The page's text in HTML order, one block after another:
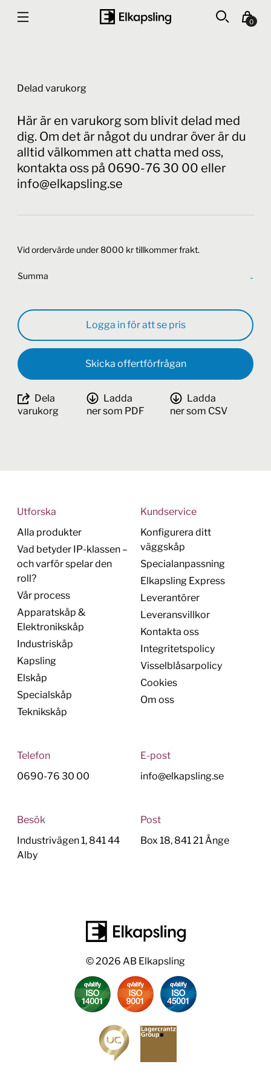
0
Delad varukorg
Här är en varukorg som blivit delad med
dig. Om det är något du undrar över är du
alltid välkommen att chatta med oss,
kontakta oss på 0690-76 30 00 eller
info@elkapsling.se
Vid ordervärde under 8000 kr tillkommer frakt.
Summa -
Logga in för att se pris
Skicka offertförfrågan
Dela
varukorg
Ladda
ner som PDF
Ladda
ner som CSV
Utforska
Alla produkter
Vad betyder IP-klassen –
och varför spelar den
roll?
Vår process
Apparatskåp &
Elektronikskåp
Industriskåp
Kapsling
Elskåp
Specialskåp
Teknikskåp
Kundservice
Konfigurera ditt
väggskåp
Specialanpassning
Elkapsling Express
Leverantörer
Leveransvillkor
Kontakta oss
Integritetspolicy
Visselblåsarpolicy
Cookies
Om oss
Telefon
0690-76 30 00
E-post
info@elkapsling.se
Besök
Industrivägen 1, 841 44
Alby
Post
Box 18, 841 21 Ånge
© 2026 AB Elkapsling